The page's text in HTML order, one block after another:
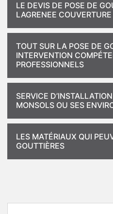
LE DEVIS DE POSE DE
LAGRENEE
TOUT SUR LA POSE DE
INTERVENTION
PROFESSIONNELS
SERVICE
MONSOLS OU SES
LES MATÉRIAUX QUI
GOUTTIÈRES